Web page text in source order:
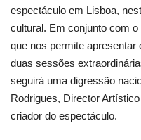
espectáculo em Lisboa,
cultural. Em conjunto com
que nos permite
duas sessões
seguirá uma digressão
Rodrigues, Director
criador do espectáculo.